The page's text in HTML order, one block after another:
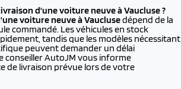
d'une voiture neuve à Vaucluse ?
voiture neuve à Vauclusedépend de la
commandé. Les véhicules en stock
tandis que les modèles nécessitant
peuvent demander un délai
conseiller AutoJM vous informe
de livraison prévue lors de votre